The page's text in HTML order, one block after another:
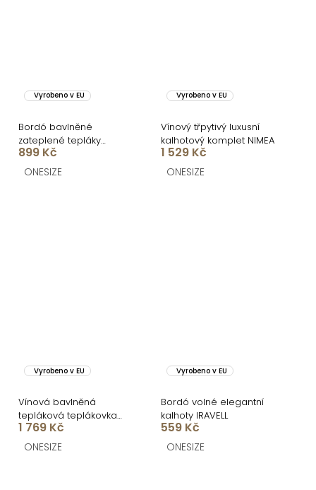
Vyrobeno v EU
Bordó bavlněné
zateplené tepláky
TAVELYS
899 Kč
ONESIZE
Vyrobeno v EU
Vínový třpytivý luxusní
kalhotový komplet NIMEA
1 529 Kč
ONESIZE
Vyrobeno v EU
Vínová bavlněná
tepláková teplákovka
souprava WENARI
1 769 Kč
ONESIZE
Vyrobeno v EU
Bordó volné elegantní
kalhoty IRAVELL
559 Kč
ONESIZE